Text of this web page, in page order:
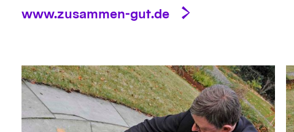
www.zusammen-gut.de